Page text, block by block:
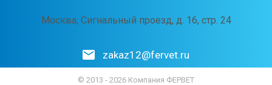
Москва, Сигнальный проезд, д. 16, стр. 24
zakaz12@fervet.ru
© 2013 - 2026 Компания ФЕРВЕТ